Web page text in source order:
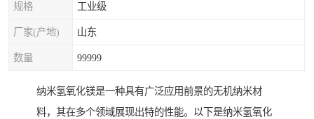
规格 工业级
厂家(产地) 山东
数量 99999
纳米氢氧化镁是一种具有广泛应用前景的无机纳米材
料，其在多个领域展现出特的性能。以下是纳米氢氧化